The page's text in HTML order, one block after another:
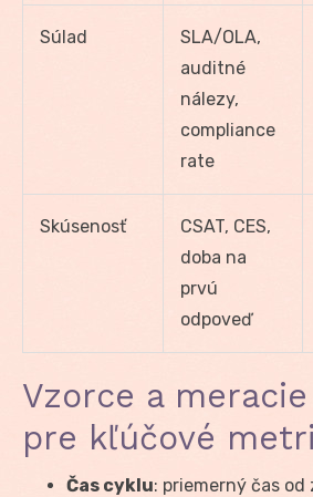
Súlad
SLA/OLA,
auditné
nálezy,
compliance
rate
Skúsenosť
CSAT, CES,
doba na
prvú
odpoveď
Vzorce a
pre kľúčové
Čas cyklu: priemerný čas